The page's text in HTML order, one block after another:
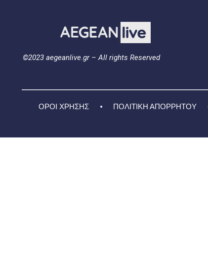
©2023 aegeanlive.gr – All rights Reserved
ΟΡΟΙ ΧΡΗΣΗΣ ΠΟΛΙΤΙΚΗ ΑΠΟΡΡΗΤΟΥ